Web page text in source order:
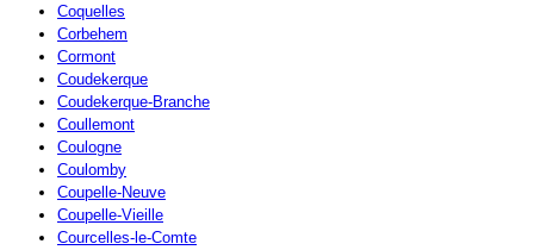
Coquelles
Corbehem
Cormont
Coudekerque
Coudekerque-Branche
Coullemont
Coulogne
Coulomby
Coupelle-Neuve
Coupelle-Vieille
Courcelles-le-Comte